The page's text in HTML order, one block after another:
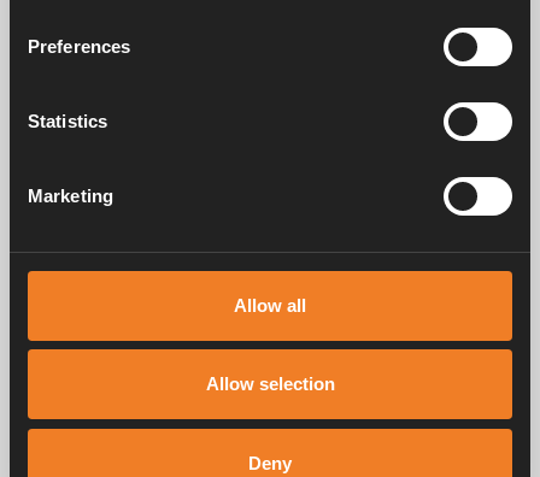
Preferences
Statistics
Marketing
Allow all
Allow selection
Deny
Service & support
Alde har skapat hemkänsla sedan 1966 i form av att tillverka
viktigt det är att ta med sig hemmets komfort på resan. Med Alde känns
borta som hemma.